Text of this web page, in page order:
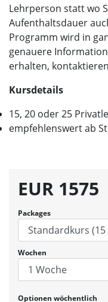
Lehrperson statt wo
Aufenthaltsdauer
Programm wird in
genauere
erhalten,
Kursdetails
15, 20 oder 25
empfehlenswert ab
EUR 1575
Packages
Wochen
Optionen wöchentlich